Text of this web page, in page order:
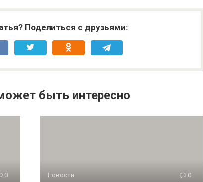
Поделиться с друзьями:
быть интересно
0 Новости 0